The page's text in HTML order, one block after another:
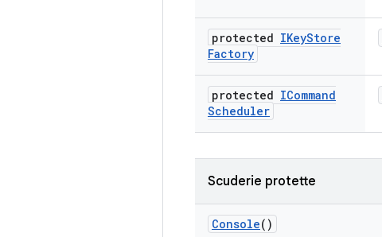
protected IKeyStore
Factory
protected ICommand
Scheduler
Scuderie protette
Console()